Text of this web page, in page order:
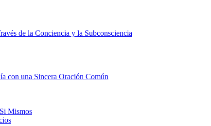
de la Conciencia y la Subconsciencia
con una Sincera Oración Común
Mismos